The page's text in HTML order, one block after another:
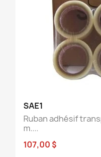
SAE1
Ruban adhésif
m....
107,00 $